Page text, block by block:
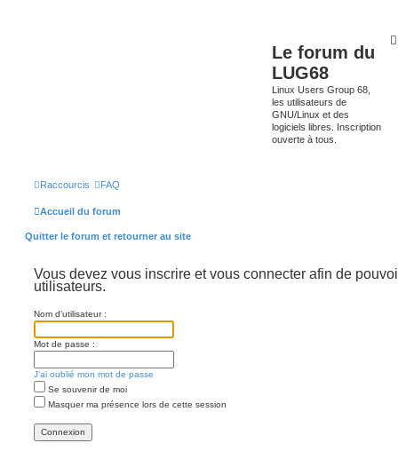
Le forum du
LUG68
Linux Users Group 68,
les utilisateurs de
GNU/Linux et des
logiciels libres. Inscription
ouverte à tous.
Raccourcis FAQ
Accueil du forum
Quitter le forum et retourner au site
Vous devez vous inscrire et vous connecter afin de
utilisateurs.
Nom d’utilisateur :
Mot de passe :
J’ai oublié mon mot de passe
Se souvenir de moi
Masquer ma présence lors de cette session